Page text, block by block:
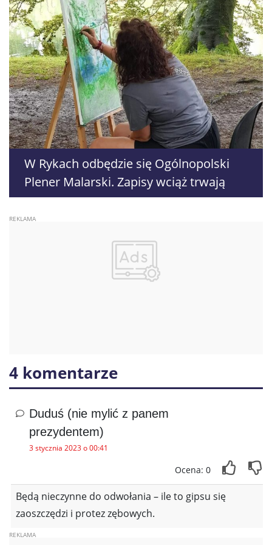
W Rykach odbędzie się Ogólnopolski
Plener Malarski. Zapisy wciąż trwają
4 komentarze
Duduś (nie mylić z panem
prezydentem)
3 stycznia 2023 o 00:41
Ocena: 0
Będą nieczynne do odwołania – ile to gipsu się
zaoszczędzi i protez zębowych.